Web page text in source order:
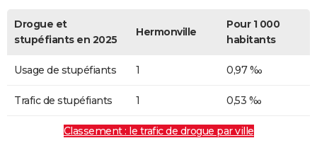
Drogue et
stupéfiants en 2025
Hermonville
Pour 1 000
habitants
Usage de stupéfiants 1 0,97 ‰
Trafic de stupéfiants 1 0,53 ‰
Classement : le trafic de drogue par ville